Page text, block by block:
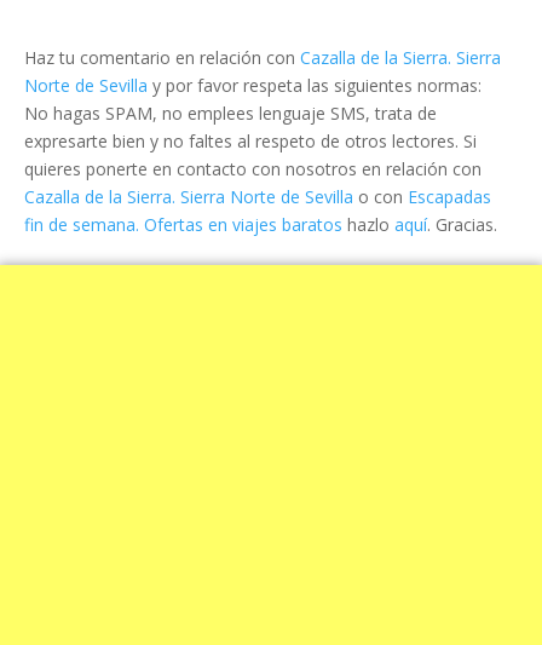
Haz tu comentario en relación con Cazalla de la Sierra. Sierra
Norte de Sevilla y por favor respeta las siguientes normas:
No hagas SPAM, no emplees lenguaje SMS, trata de
expresarte bien y no faltes al respeto de otros lectores. Si
quieres ponerte en contacto con nosotros en relación con
Cazalla de la Sierra. Sierra Norte de Sevilla o con Escapadas
fin de semana. Ofertas en viajes baratos hazlo aquí. Gracias.